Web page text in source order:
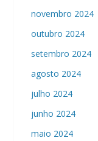
novembro 2024
outubro 2024
setembro 2024
agosto 2024
julho 2024
junho 2024
maio 2024